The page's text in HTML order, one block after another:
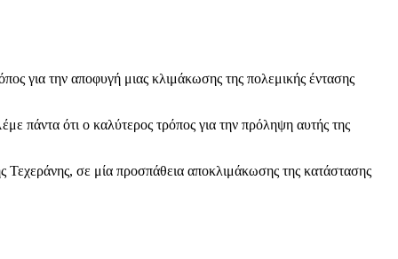
για την αποφυγή μιας κλιμάκωσης της πολεμικής έντασης
πάντα ότι ο καλύτερος τρόπος για την πρόληψη αυτής της
Τεχεράνης, σε μία προσπάθεια αποκλιμάκωσης της κατάστασης